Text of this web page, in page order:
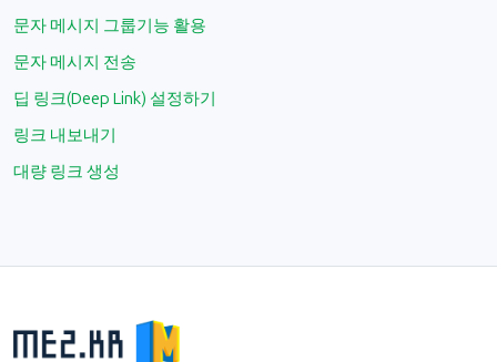
문자 메시지 그룹기능 활용
문자 메시지 전송
딥 링크(Deep Link) 설정하기
링크 내보내기
대량 링크 생성